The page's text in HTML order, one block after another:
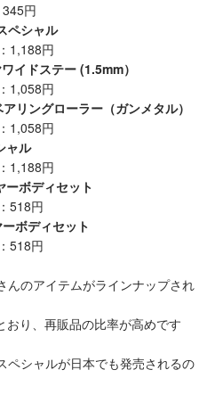
円
ペシャル
1,188円
イドステー (1.5mm）
1,058円
リングローラー（ガンメタル）
1,058円
ャル
1,188円
ーボディセット
518円
ボディセット
518円
んのアイテムがラインナップされ
おり、再販品の比率が高めです
ペシャルが日本でも発売されるの